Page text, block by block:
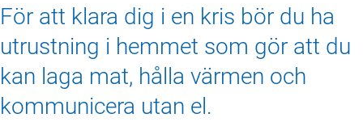
För att klara dig i en kris bör du ha
utrustning i hemmet som gör att du
kan laga mat, hålla värmen och
kommunicera utan el.